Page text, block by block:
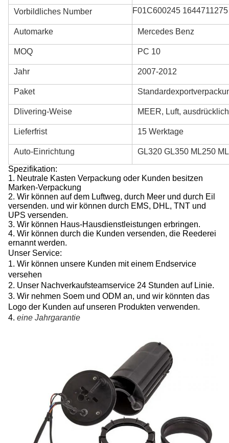
Vorbildliches Number F01C600245 1644711275
Automarke Mercedes Benz
MOQ PC 10
Jahr 2007-2012
Paket
Dlivering-Weise MEER, Luft, ausdrücklich
Lieferfrist 15 Werktage
Auto-Einrichtung
GL320 GL350 ML250
Spezifikation:
1. Neutrale Kasten Verpackung oder Kunden besitzen
Marken-Verpackung
2. Wir können auf dem Luftweg, durch Meer und durch Eil
versenden. und wir können durch EMS, DHL, TNT und
UPS versenden.
3. Wir können Haus-Hausdienstleistungen erbringen.
4. Wir können durch die Kunden versenden, die Reederei
ernannt werden.
Unser Service:
1. Wir können unsere Kunden mit einem Endservice
versehen
2. Unser Nachverkaufsteamservice 24 Stunden auf Linie.
3. Wir nehmen Soem und ODM an, und wir könnten das
Logo der Kunden auf unseren Produkten verwenden.
4. eine Jahrgarantie